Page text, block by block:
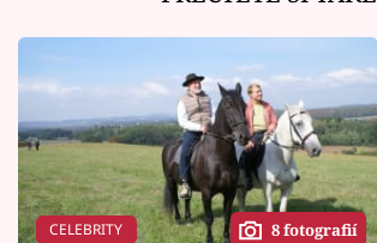
CELEBRITY 8 fotografií